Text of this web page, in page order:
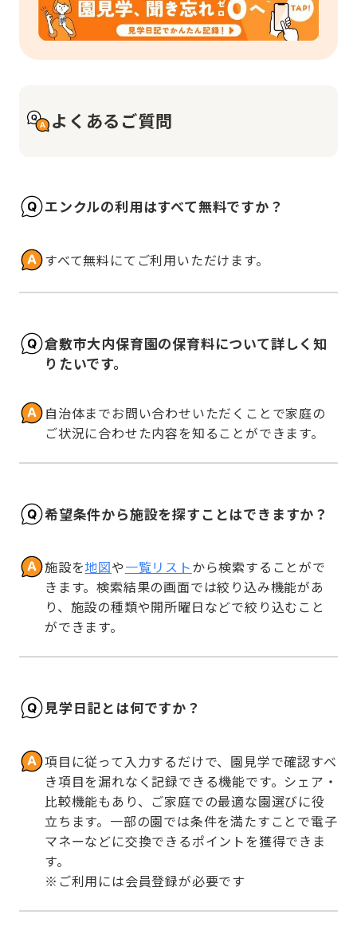
よくあるご質問
エンクルの利用はすべて無料ですか？
すべて無料にてご利用いただけます。
倉敷市大内保育園の保育料について詳しく知
りたいです。
自治体までお問い合わせいただくことで家庭の
ご状況に合わせた内容を知ることができます。
希望条件から施設を探すことはできますか？
施設を地図や一覧リストから検索することがで
きます。検索結果の画面では絞り込み機能があ
り、施設の種類や開所曜日などで絞り込むこと
ができます。
見学日記とは何ですか？
項目に従って入力するだけで、園見学で確認すべ
き項目を漏れなく記録できる機能です。シェア・
比較機能もあり、ご家庭での最適な園選びに役
立ちます。一部の園では条件を満たすことで電子
マネーなどに交換できるポイントを獲得できま
す。
※ご利用には会員登録が必要です